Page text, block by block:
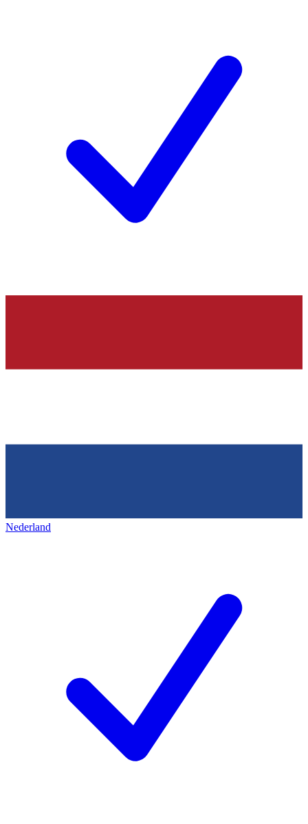
Nederland